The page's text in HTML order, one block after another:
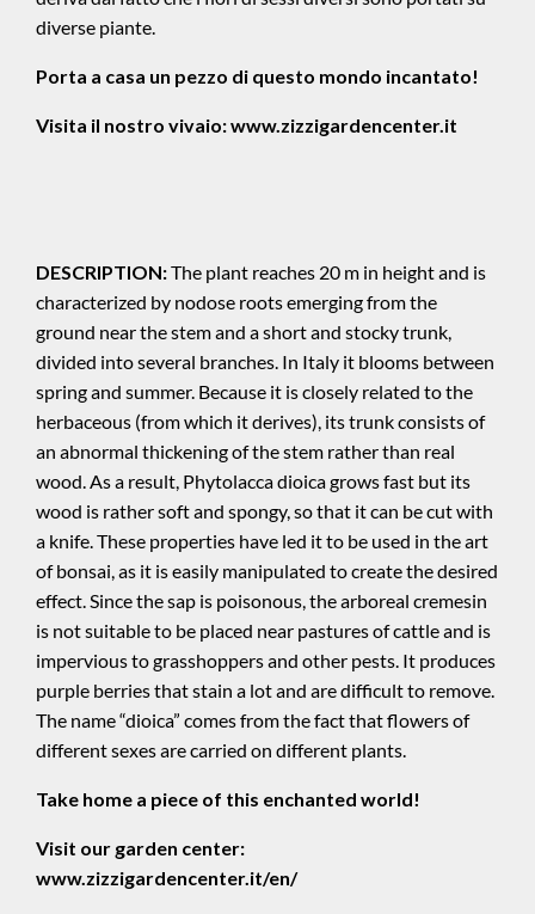
diverse piante.
Porta a casa un pezzo di questo mondo incantato!
Visita il nostro vivaio:www.zizzigardencenter.it
DESCRIPTION:The plant reaches 20 m in height and is
characterized by nodose roots emerging from the
ground near the stem and a short and stocky trunk,
divided into several branches. In Italy it blooms between
spring and summer. Because it is closely related to the
herbaceous (from which it derives), its trunk consists of
an abnormal thickening of the stem rather than real
wood. As a result, Phytolacca dioica grows fast but its
wood is rather soft and spongy, so that it can be cut with
a knife. These properties have led it to be used in the art
of bonsai, as it is easily manipulated to create the desired
effect. Since the sap is poisonous, the arboreal cremesin
is not suitable to be placed near pastures of cattle and is
impervious to grasshoppers and other pests. It produces
purple berries that stain a lot and are difficult to remove.
The name “dioica” comes from the fact that flowers of
different sexes are carried on different plants.
Take home a piece of this enchanted world!
Visit our garden center:
www.zizzigardencenter.it/en/